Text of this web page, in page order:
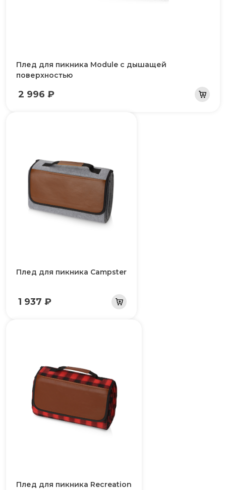
Плед для пикника Module с дышащей
поверхностью
2 996 ₽
Плед для пикника Campster
1 937 ₽
Плед для пикника Recreation